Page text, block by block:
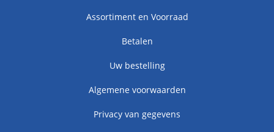
Assortiment en Voorraad
Betalen
Uw bestelling
Algemene voorwaarden
Privacy van gegevens